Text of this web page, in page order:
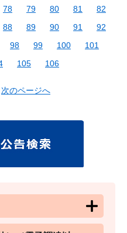
78 79 80 81
82
88 89 90 91
92
98 99 100
101
105 106
次のページへ